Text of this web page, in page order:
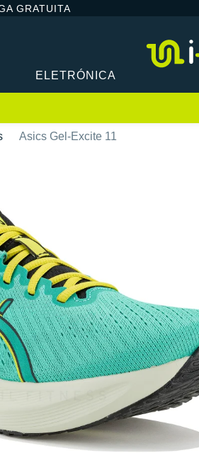
GRATUITA
ELETRÓNICA
Asics Gel-Excite 11